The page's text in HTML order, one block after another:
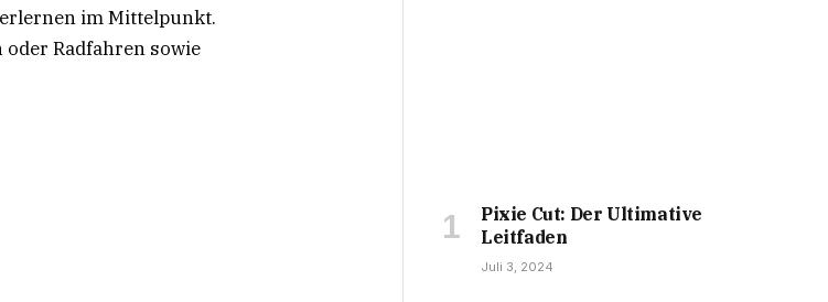
im Mittelpunkt.
Radfahren sowie
Pixie Cut: Der Ultimative
Leitfaden
Juli 3, 2024